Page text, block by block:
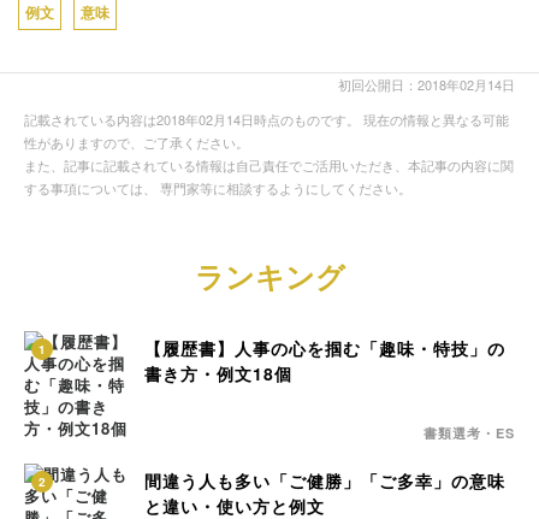
例文 意味
初回公開日：2018年02月14日
記載されている内容は2018年02月14日時点のものです。 現在の情報と異なる可能
性がありますので、ご了承ください。
また、記事に記載されている情報は自己責任でご活用いただき、本記事の内容に関
する事項については、 専門家等に相談するようにしてください。
ランキング
1
【履歴書】人事の心を掴む「趣味・特技」の
書き方・例文18個
書類選考・ES
2
間違う人も多い「ご健勝」「ご多幸」の意味
と違い・使い方と例文